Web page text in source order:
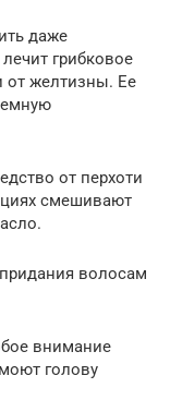
даже
грибковое
от желтизны. Ее
от перхоти
смешивают
волосам
внимание
голову